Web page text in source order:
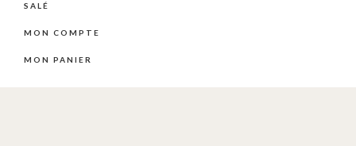
depuis
2004
SALÉ
MON COMPTE
MON PANIER